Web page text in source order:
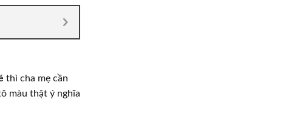
thì cha mẹ cần
màu thật ý nghĩa